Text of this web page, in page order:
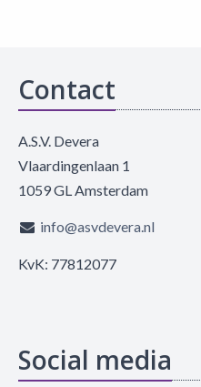
Contact
A.S.V. Devera
Vlaardingenlaan 1
1059 GL Amsterdam
info@asvdevera.nl
KvK: 77812077
Social media